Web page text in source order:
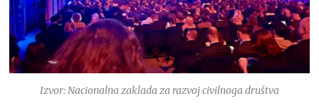
Izvor: Nacionalna zaklada za razvoj civilnoga društva